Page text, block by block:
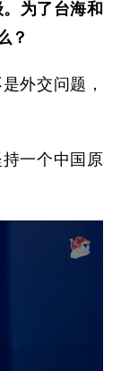
为了台海和
？
外交问题，
一个中国原